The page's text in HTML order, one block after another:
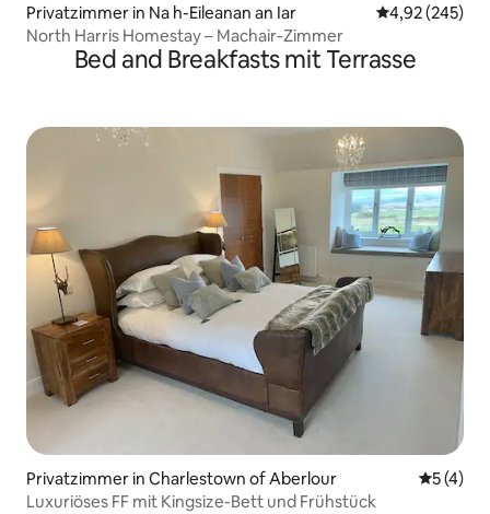
Privatzimmer in Na h-Eileanan an Iar
4,92 (245)
North Harris Homestay – Machair-Zimmer
Bed and Breakfasts mit Terrasse
Privatzimmer in Charlestown of Aberlour
5 (4)
Luxuriöses FF mit Kingsize-Bett und Frühstück